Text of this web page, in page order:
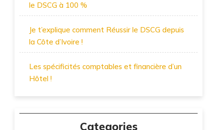
le DSCG à 100 %
Je t’explique comment Réussir le DSCG depuis
la Côte d’Ivoire !
Les spécificités comptables et financière d’un
Hôtel !
Categories